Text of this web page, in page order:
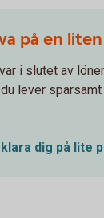
på en
i slutet av
lever
dig på lite